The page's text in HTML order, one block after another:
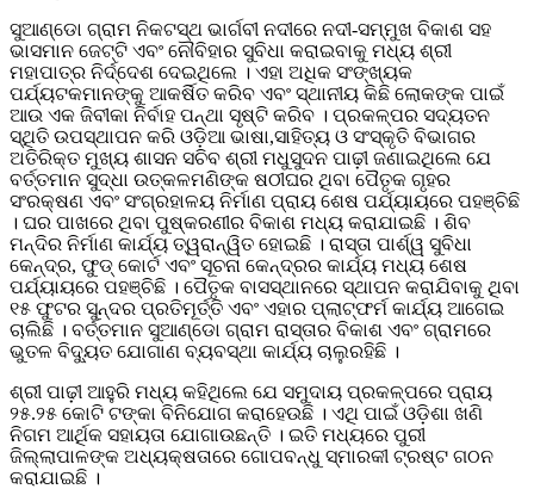
ସୁଆଣ୍ଡୋ ଗ୍ରାମ ନିକଟସ୍ଥ ଭାର୍ଗବୀ ନଦୀରେ ନଦୀ-ସମ୍ମୁଖ ବିକାଶ ସହ
ଭାସମାନ ଜେଟ୍ଟି ଏବଂ ନୌବିହାର ସୁବିଧା କରାଇବାକୁ ମଧ୍ୟ ଶ୍ରୀ
ମହାପାତ୍ର ନିର୍ଦ୍ଦେଶ ଦେଇଥିଲେ । ଏହା ଅଧିକ ସଂଙ୍ଖ୍ୟକ
ପର୍ଯ୍ୟଟକମାନଙ୍କୁ ଆକର୍ଷିତ କରିବ ଏବଂ ସ୍ଥାନୀୟ କିଛି ଲୋକଙ୍କ ପାଇଁ
ଆଉ ଏକ ଜିବୀକା ନିର୍ବାହ ପନ୍ଥା ସୃଷ୍ଟି କରିବ । ପ୍ରକଳ୍ପର ସଦ୍ୟତନ
ସ୍ଥିତି ଉପସ୍ଥାପନ କରି ଓଡ଼ିଆ ଭାଷା,ସାହିତ୍ୟ ଓ ସଂସ୍କୃତି ବିଭାଗର
ଅତିରିକ୍ତ ମୁଖ୍ୟ ଶାସନ ସଚିବ ଶ୍ରୀ ମଧୁସୁଦନ ପାଢ଼ୀ ଜଣାଇଥିଲେ ଯେ
ବର୍ତ୍ତମାନ ସୁଦ୍ଧା ଉତ୍କଳମଣିଙ୍କ ଷଠୀଘର ଥିବା ପୈତୃକ ଗୃହର
ସଂରକ୍ଷଣ ଏବଂ ସଂଗ୍ରହାଳୟ ନିର୍ମାଣ ପ୍ରାୟ ଶେଷ ପର୍ଯ୍ୟାୟରେ ପହଞ୍ଚିଛି
। ଘର ପାଖରେ ଥିବା ପୁଷ୍କରଣୀର ବିକାଶ ମଧ୍ୟ କରାଯାଇଛି । ଶିବ
ମନ୍ଦିର ନିର୍ମାଣ କାର୍ଯ୍ୟ ତ୍ୱରାନ୍ୱିତ ହୋଇଛି । ରାସ୍ତା ପାର୍ଶ୍ୱ ସୁବିଧା
କେନ୍ଦ୍ର, ଫୁଡ୍ କୋର୍ଟ ଏବଂ ସୂଚନା କେନ୍ଦ୍ରର କାର୍ଯ୍ୟ ମଧ୍ୟ ଶେଷ
ପର୍ଯ୍ୟାୟରେ ପହଞ୍ଚିଛି । ପୈତୃକ ବାସସ୍ଥାନରେ ସ୍ଥାପନ କରାଯିବାକୁ ଥିବା
୧୫ ଫୁଟର ସୁନ୍ଦର ପ୍ରତିମୂର୍ତ୍ତି ଏବଂ ଏହାର ପ୍ଲାଟ୍ଫର୍ମ କାର୍ଯ୍ୟ ଆଗେଇ
ଚାଲିଛି । ବର୍ତ୍ତମାନ ସୁଆଣ୍ଡୋ ଗ୍ରାମ ରାସ୍ତାର ବିକାଶ ଏବଂ ଗ୍ରାମରେ
ଭୁତଳ ବିଦ୍ୟୁତ ଯୋଗାଣ ବ୍ୟବସ୍ଥା କାର୍ଯ୍ୟ ଚାଲୁରହିଛି ।
ଶ୍ରୀ ପାଢ଼ୀ ଆହୁରି ମଧ୍ୟ କହିଥିଲେ ଯେ ସମୁଦାୟ ପ୍ରକଳ୍ପରେ ପ୍ରାୟ
୨୫.୨୫ କୋଟି ଟଙ୍କା ବିନିଯୋଗ କରାହେଉଛି । ଏଥି ପାଇଁ ଓଡ଼ିଶା ଖଣି
ନିଗମ ଆର୍ଥିକ ସହାୟତା ଯୋଗାଉଛନ୍ତି । ଇତି ମଧ୍ୟରେ ପୁରୀ
ଜିଲ୍ଲାପାଳଙ୍କ ଅଧ୍ୟକ୍ଷତାରେ ଗୋପବନ୍ଧୁ ସ୍ମାରକୀ ଟ୍ରଷ୍ଟ ଗଠନ
କରାଯାଇଛି ।